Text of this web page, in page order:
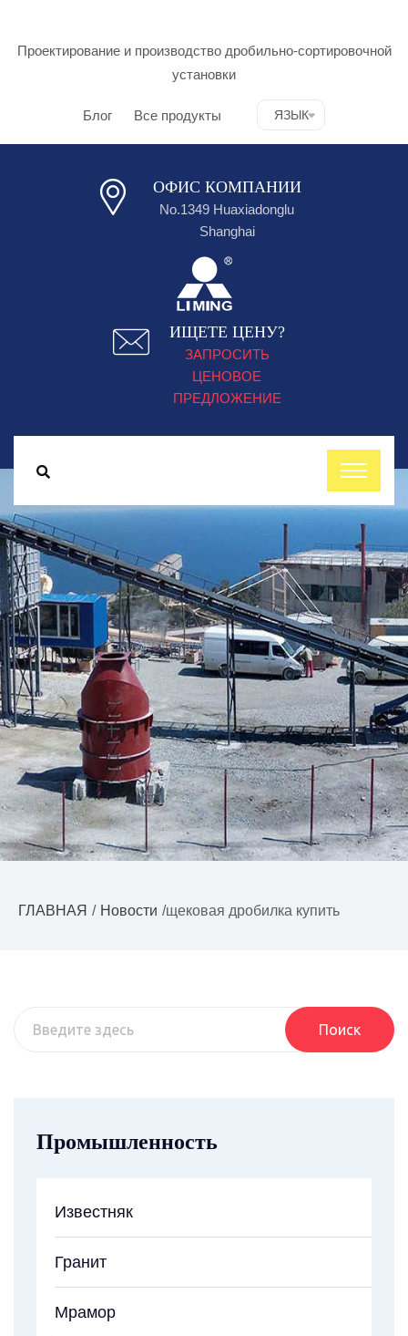
Проектирование и производство дробильно-сортировочной
установки
Блог Все продукты ЯЗЫК
ОФИС КОМПАНИИ
No.1349 Huaxiadonglu
Shanghai
ИЩЕТЕ ЦЕНУ?
ЗАПРОСИТЬ
ЦЕНОВОЕ
ПРЕДЛОЖЕНИЕ
ГЛАВНАЯ / Новости /щековая дробилка купить
Поиск
Промышленность
Известняк
Гранит
Мрамор